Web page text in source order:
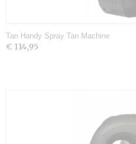
Tan Handy Spray Tan Machine
€ 114,95